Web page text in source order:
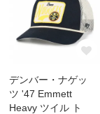
デンバー・ナゲッ
ツ '47 Emmett
Heavy ツイル ト